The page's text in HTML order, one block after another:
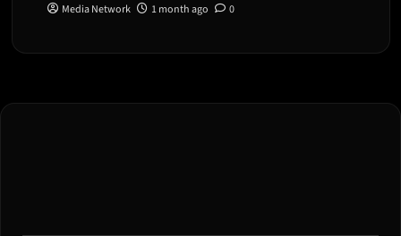
Media Network 1 month ago 0